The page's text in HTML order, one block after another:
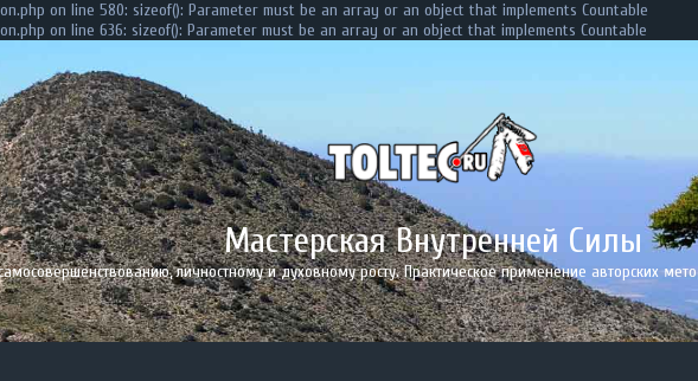
on line 580: sizeof(): Parameter must be an array or an object that implements Countable
on line 636: sizeof(): Parameter must be an array or an object that implements Countable
Мастерская Внутренней Силы
личностному и духовному росту. Практическое применение авторских